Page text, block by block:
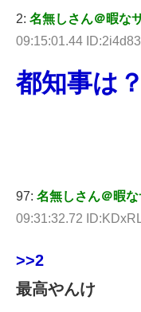
2: 名無しさん＠暇な
09:15:01.44
都知事は？
97: 名無しさん＠暇
09:31:32.72
>>2
最高やんけ